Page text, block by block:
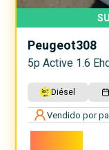
Peugeot308
5p Active 1.6
Diésel
Vendido por